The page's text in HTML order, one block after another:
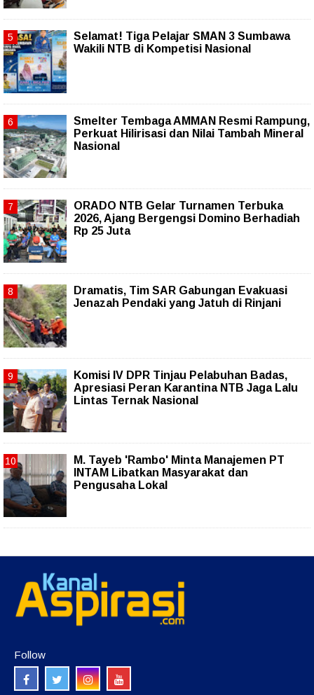
Selamat! Tiga Pelajar SMAN 3 Sumbawa
Wakili NTB di Kompetisi Nasional
Smelter Tembaga AMMAN Resmi Rampung,
Perkuat Hilirisasi dan Nilai Tambah Mineral
Nasional
ORADO NTB Gelar Turnamen Terbuka
2026, Ajang Bergengsi Domino Berhadiah
Rp 25 Juta
Dramatis, Tim SAR Gabungan Evakuasi
Jenazah Pendaki yang Jatuh di Rinjani
Komisi IV DPR Tinjau Pelabuhan Badas,
Apresiasi Peran Karantina NTB Jaga Lalu
Lintas Ternak Nasional
M. Tayeb 'Rambo' Minta Manajemen PT
INTAM Libatkan Masyarakat dan
Pengusaha Lokal
Follow